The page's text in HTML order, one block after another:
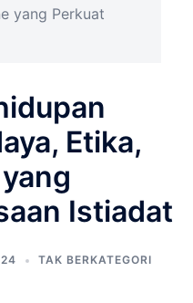
yang Perkuat
Etika,
Istiadat
TAK BERKATEGORI